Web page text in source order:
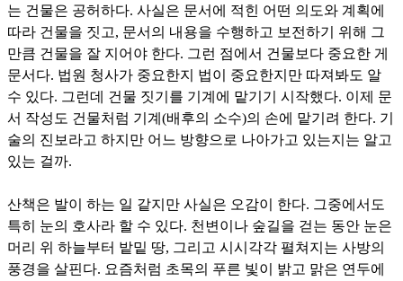
는 건물은 공허하다. 사실은 문서에 적힌 어떤 의도와 계획에
따라 건물을 짓고, 문서의 내용을 수행하고 보전하기 위해 그
만큼 건물을 잘 지어야 한다. 그런 점에서 건물보다 중요한 게
문서다. 법원 청사가 중요한지 법이 중요한지만 따져봐도 알
수 있다. 그런데 건물 짓기를 기계에 맡기기 시작했다. 이제 문
서 작성도 건물처럼 기계(배후의 소수)의 손에 맡기려 한다. 기
술의 진보라고 하지만 어느 방향으로 나아가고 있는지는 알고
있는 걸까.
산책은 발이 하는 일 같지만 사실은 오감이 한다. 그중에서도
특히 눈의 호사라 할 수 있다. 천변이나 숲길을 걷는 동안 눈은
머리 위 하늘부터 밭밑 땅, 그리고 시시각각 펼쳐지는 사방의
풍경을 살핀다. 요즘처럼 초목의 푸른 빛이 밝고 맑은 연두에